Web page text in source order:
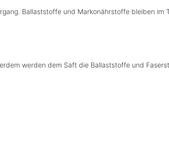
Ballaststoffe und Markonährstoffe bleiben
werden dem Saft die Ballaststoffe und